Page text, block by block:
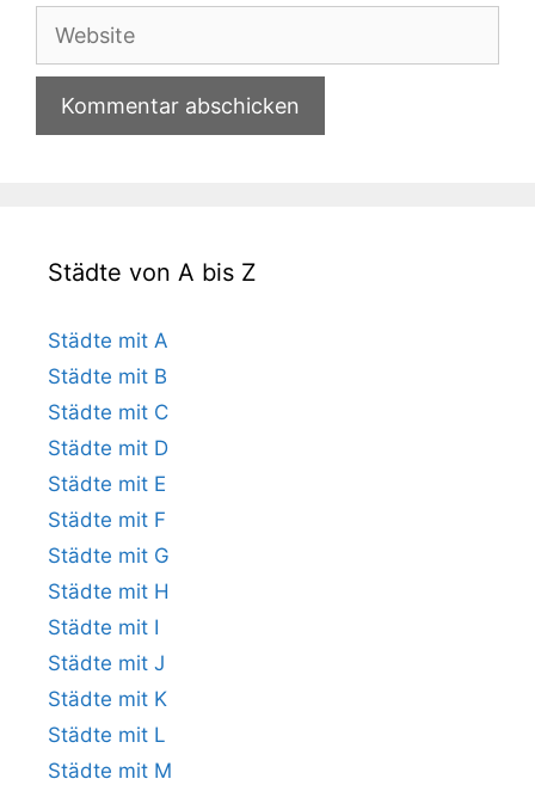
Adresse
Website
Städte von A bis Z
Städte mit A
Städte mit B
Städte mit C
Städte mit D
Städte mit E
Städte mit F
Städte mit G
Städte mit H
Städte mit I
Städte mit J
Städte mit K
Städte mit L
Städte mit M